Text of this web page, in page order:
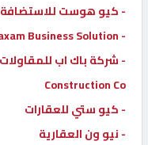
إعلانات
المنتدى
- كيو هوست للاستضافة
- Maxam Business Solution
Construction Co
- كيو ستي للعقارات
- نيو ون العقارية